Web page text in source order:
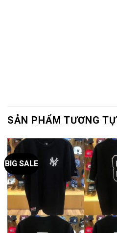
SẢN PHẨM TƯƠNG TỰ
BIG SALE